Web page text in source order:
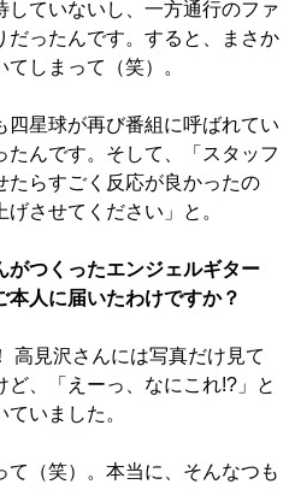
ていないし、一方通行のファ
だったんです。すると、まさか
しまって（笑）。
星球が再び番組に呼ばれてい
たんです。そして、「スタッフ
たらすごく反応が良かったの
させてください」と。
つくったエンジェルギター
本人に届いたわけですか？
高見沢さんには写真だけ見て
ど、「えーっ、なにこれ!?」と
いました。
（笑）。本当に、そんなつも